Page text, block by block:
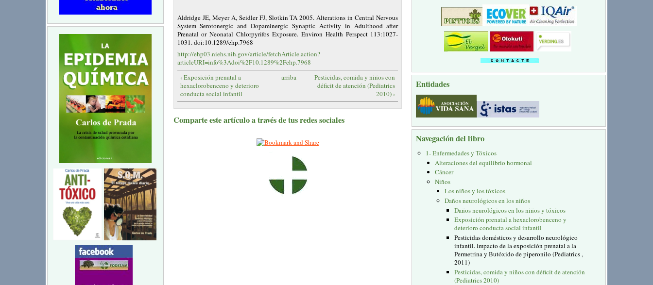
Aldridge JE, Meyer A, Seidler FJ, Slotkin TA 2005. Alterations in Central Nervous
System Serotonergic and Dopaminergic Synaptic Activity in Adulthood after
Prenatal or Neonatal Chlorpyrifos Exposure. Environ Health Perspect 113:1027-
1031. doi:10.1289/ehp.7968
http://ehp03.niehs.nih.gov/article/fetchArticle.action?
articleURI=info%3Adoi%2F10.1289%2Fehp.7968
‹ Exposición prenatal a
hexaclorobenceno y deterioro
conducta social infantil
arriba
Pesticidas, comida y niños con
déficit de atención (Pediatrics
2010) ›
Comparte este artículo a través de tus redes sociales
Entidades
Navegación del libro
1- Enfermedades y Tóxicos
Alteraciones del equilibrio hormonal
Cáncer
Niños
Los niños y los tóxicos
Daños neurológicos en los niños
Daños neurológicos en los niños y tóxicos
Exposición prenatal a hexaclorobenceno y
deterioro conducta social infantil
Pesticidas domésticos y desarrollo neurológico
infantil. Impacto de la exposición prenatal a la
Permetrina y Butóxido de piperonilo (Pediatrics ,
2011)
Pesticidas, comida y niños con déficit de atención
(Pediatrics 2010)